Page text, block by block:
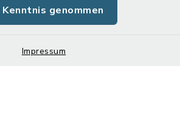
Kenntnis genommen
Impressum
Sitemap